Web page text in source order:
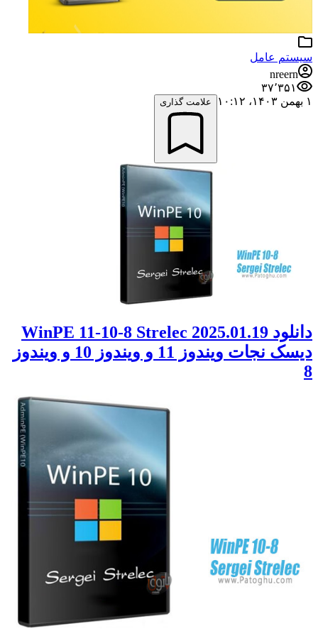
سیستم عامل
nreern
۳۷٬۳۵۱
۱ بهمن ۱۴۰۳،‏ ۱۰:۱۲
علامت گذاری
دانلود WinPE 11-10-8 Strelec 2025.01.19
دیسک نجات ویندوز 11 و ویندوز 10 و ویندوز
8